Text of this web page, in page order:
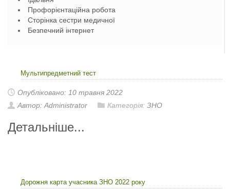
Профорієнтаційна робота
Сторінка сестри медичної
Безпечний інтернет
Мультипредметний тест
Опубліковано: 10 травня 2022
Автор: Administrator
Категорія: ЗНО
Детальніше...
Дорожня карта учасника ЗНО 2022 року